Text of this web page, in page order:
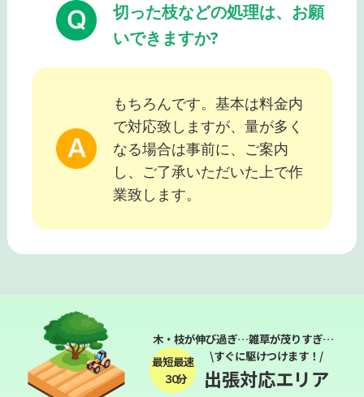
切った枝などの処理は、お願
いできますか?
もちろんです。基本は料金内
で対応致しますが、量が多く
なる場合は事前に、ご案内
し、ご了承いただいた上で作
業致します。
木・枝が伸び過ぎ…雑草が茂りすぎ…
最短最速
３０分
\すぐに駆けつけます！/
出張対応エリア